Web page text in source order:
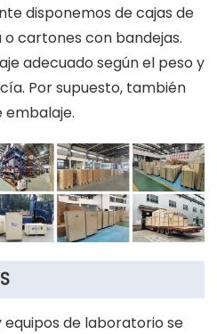
disponemos de cajas de
cartones con bandejas.
adecuado según el peso y
Por supuesto, también
embalaje.
de laboratorio se